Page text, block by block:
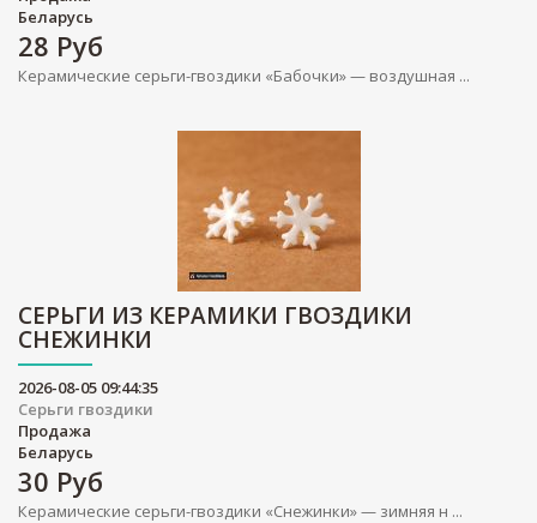
Беларусь
28 Руб
Керамические серьги-гвоздики «Бабочки» — воздушная ...
СЕРЬГИ ИЗ КЕРАМИКИ ГВОЗДИКИ
СНЕЖИНКИ
2026-08-05 09:44:35
Серьги гвоздики
Продажа
Беларусь
30 Руб
Керамические серьги-гвоздики «Снежинки» — зимняя н ...